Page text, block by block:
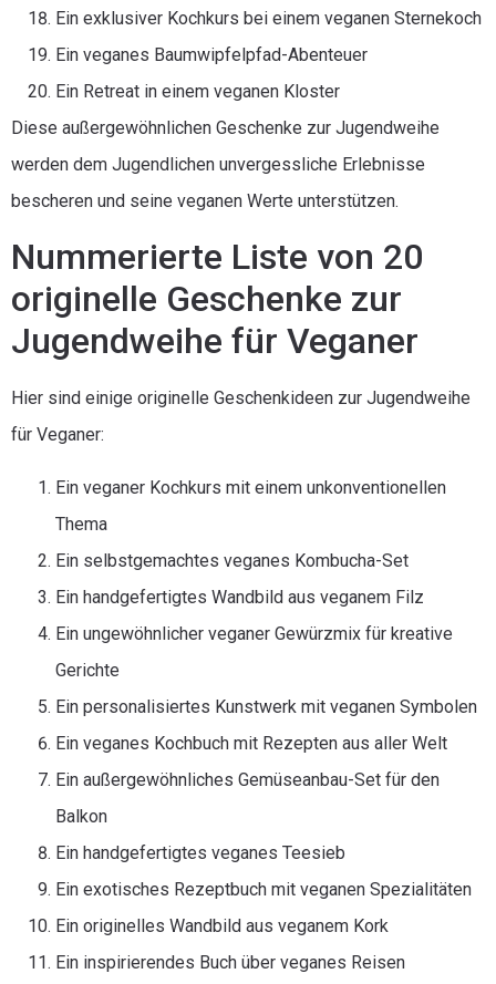
Ein exklusiver Kochkurs bei einem veganen Sternekoch
Ein veganes Baumwipfelpfad-Abenteuer
Ein Retreat in einem veganen Kloster
Diese außergewöhnlichen Geschenke zur Jugendweihe
werden dem Jugendlichen unvergessliche Erlebnisse
bescheren und seine veganen Werte unterstützen.
Nummerierte Liste von 20
originelle Geschenke zur
Jugendweihe für Veganer
Hier sind einige originelle Geschenkideen zur Jugendweihe
für Veganer:
Ein veganer Kochkurs mit einem unkonventionellen
Thema
Ein selbstgemachtes veganes Kombucha-Set
Ein handgefertigtes Wandbild aus veganem Filz
Ein ungewöhnlicher veganer Gewürzmix für kreative
Gerichte
Ein personalisiertes Kunstwerk mit veganen Symbolen
Ein veganes Kochbuch mit Rezepten aus aller Welt
Ein außergewöhnliches Gemüseanbau-Set für den
Balkon
Ein handgefertigtes veganes Teesieb
Ein exotisches Rezeptbuch mit veganen Spezialitäten
Ein originelles Wandbild aus veganem Kork
Ein inspirierendes Buch über veganes Reisen